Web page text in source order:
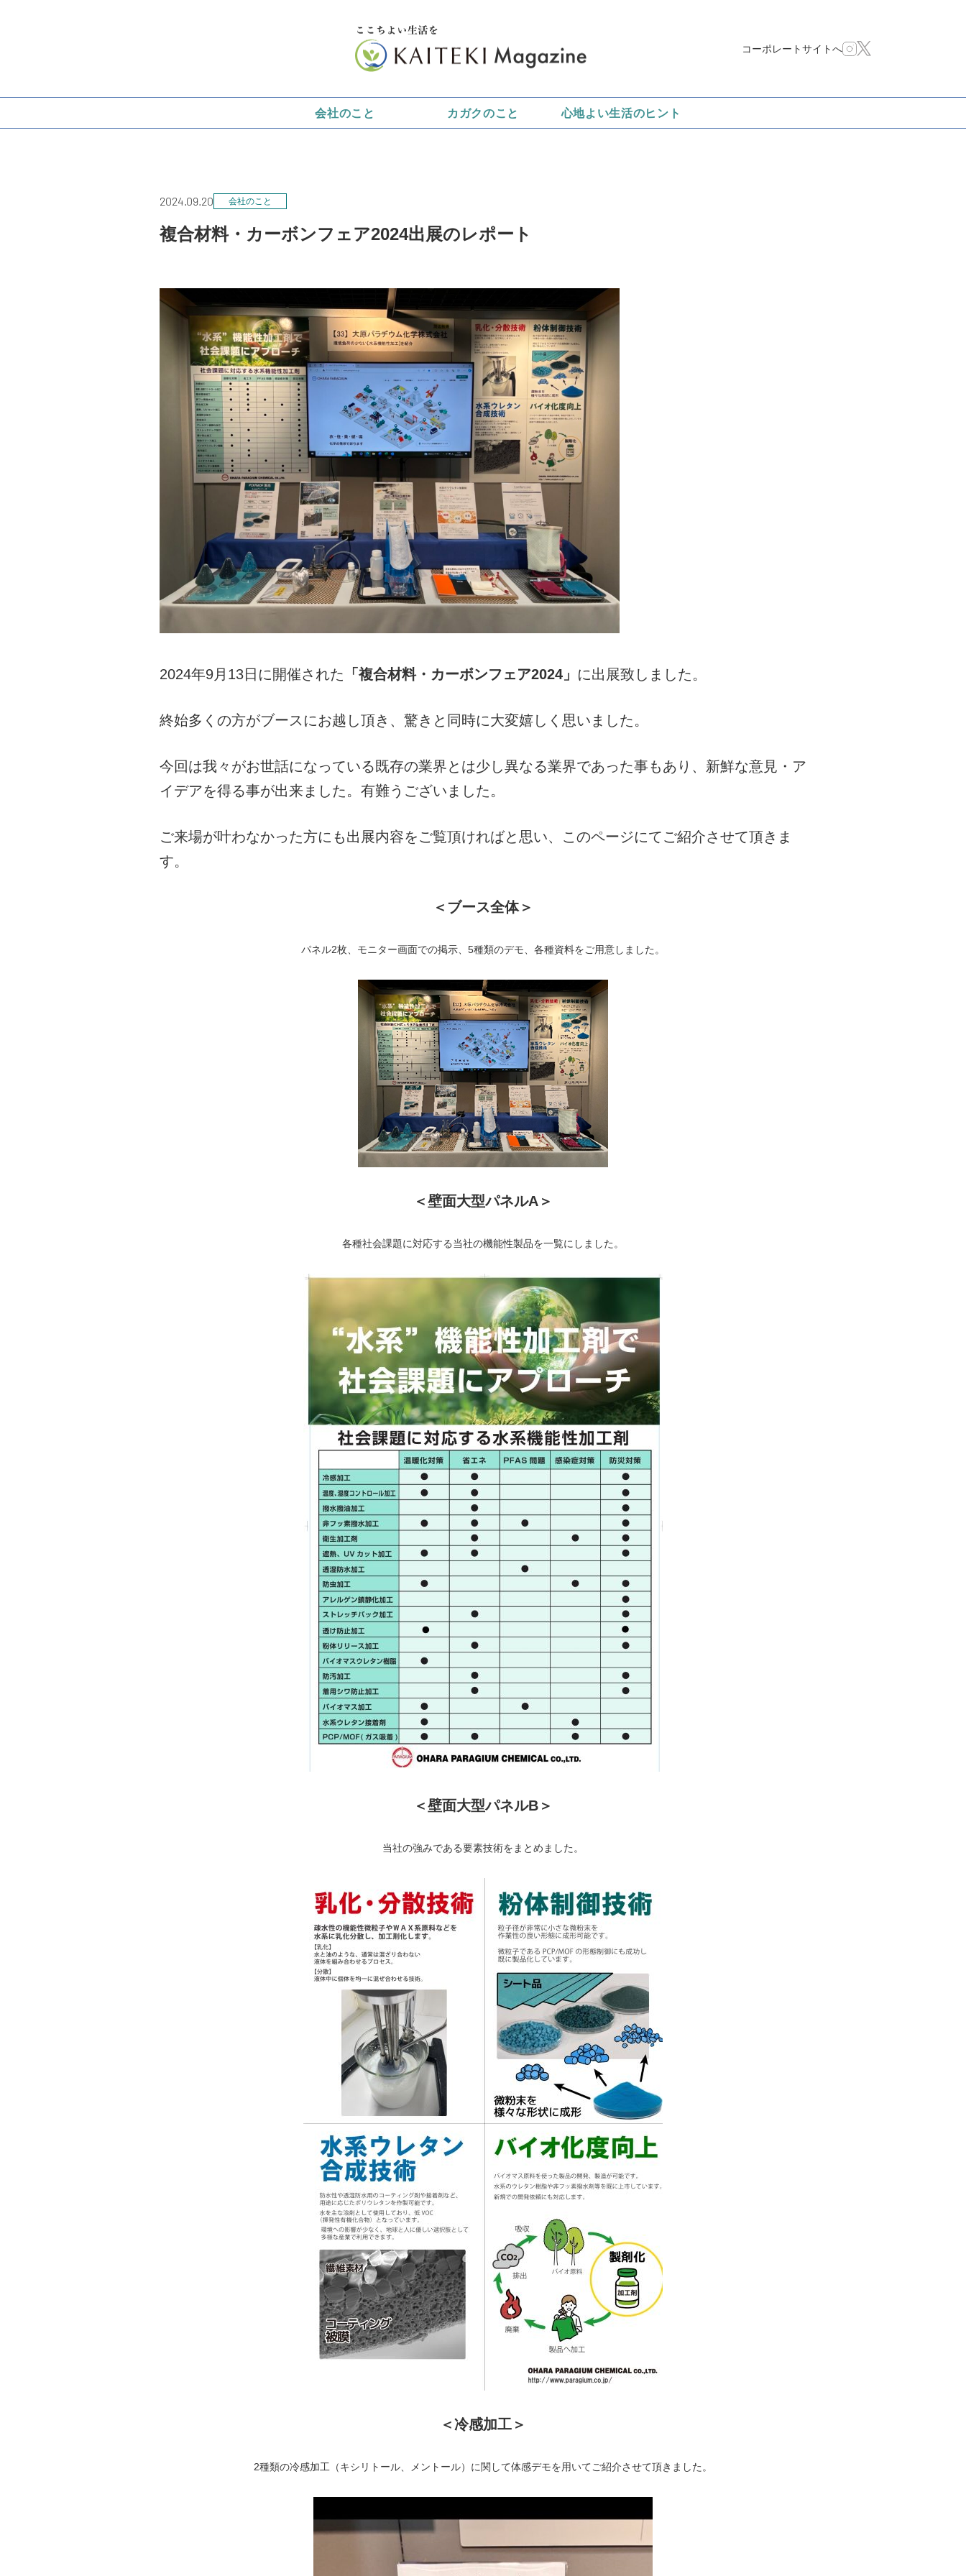
コーポレートサイトへ
会社のこと カガクのこと 心地よい生活のヒント
2024.09.20 会社のこと
複合材料・カーボンフェア2024出展のレポート
2024年9月13日に開催された 「複合材料・カーボンフェア2024」 に出展致しました。
終始多くの方がブースにお越し頂き、驚きと同時に大変嬉しく思いました。
今回は我々がお世話になっている既存の業界とは少し異なる業界であった事もあり、新鮮な意見・ア
イデアを得る事が出来ました。有難うございました。
ご来場が叶わなかった方にも出展内容をご覧頂ければと思い、このページにてご紹介させて頂きま
す。
＜ブース全体＞
パネル2枚、モニター画面での掲示、5種類のデモ、各種資料をご用意しました。
＜壁面大型パネルA＞
各種社会課題に対応する当社の機能性製品を一覧にしました。
＜壁面大型パネルB＞
当社の強みである要素技術をまとめました。
＜冷感加工＞
2種類の冷感加工（キシリトール、メントール）に関して体感デモを用いてご紹介させて頂きました。